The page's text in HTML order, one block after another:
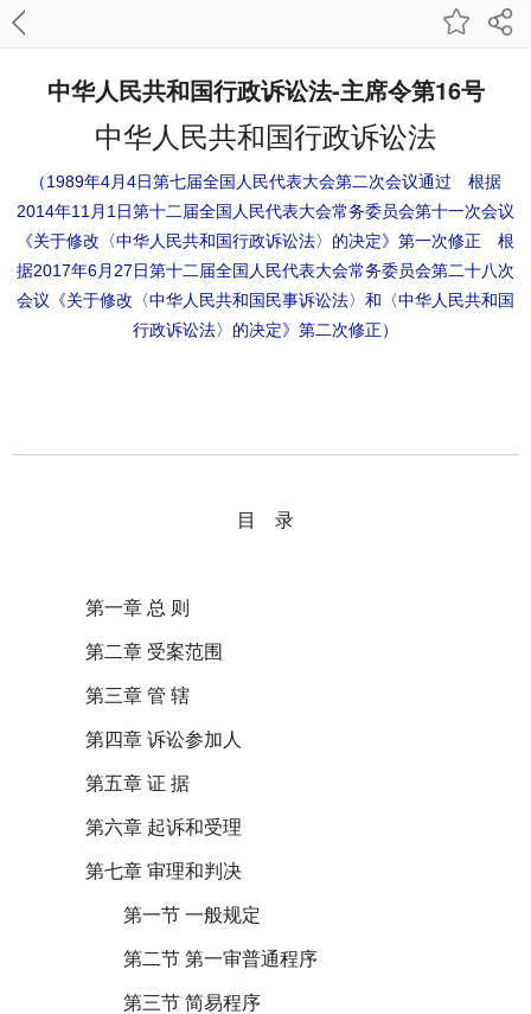
中华人民共和国行政诉讼法-主席令第16号
中华人民共和国行政诉讼法
（1989年4月4日第七届全国人民代表大会第二次会议通过 根据
2014年11月1日第十二届全国人民代表大会常务委员会第十一次会议
《关于修改〈中华人民共和国行政诉讼法〉的决定》第一次修正 根
据2017年6月27日第十二届全国人民代表大会常务委员会第二十八次
会议《关于修改〈中华人民共和国民事诉讼法〉和〈中华人民共和国
行政诉讼法〉的决定》第二次修正）
目 录
第一章 总 则
第二章 受案范围
第三章 管 辖
第四章 诉讼参加人
第五章 证 据
第六章 起诉和受理
第七章 审理和判决
第一节 一般规定
第二节 第一审普通程序
第三节 简易程序